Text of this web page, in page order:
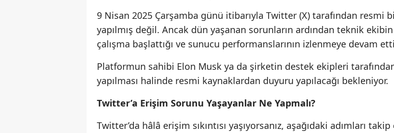
9 Nisan 2025 Çarşamba günü itibarıyla Twitter (X) tarafından resmi
yapılmış değil. Ancak dün yaşanan sorunların ardından teknik
çalışma başlattığı ve sunucu performanslarının izlenmeye devam
Platformun sahibi Elon Musk ya da şirketin destek ekipleri
yapılması halinde resmi kaynaklardan duyuru yapılacağı bekleniyor.
Twitter’a Erişim Sorunu Yaşayanlar Ne Yapmalı?
Twitter’da hâlâ erişim sıkıntısı yaşıyorsanız, aşağıdaki adımları